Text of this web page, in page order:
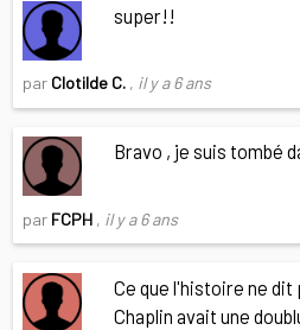
super!!
par Clotilde C. , il y a 6 ans
Bravo , je suis tombé
par FCPH , il y a 6 ans
Ce que l'histoire ne dit
Chaplin avait une